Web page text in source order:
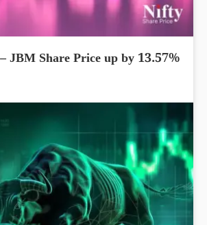
JBM Share Price up by 13.57%